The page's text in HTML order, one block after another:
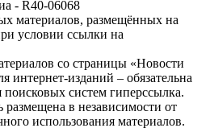
- R40-06068
материалов, размещённых на
условии ссылки на
со страницы «Новости
интернет-изданий – обязательна
поисковых систем гиперссылка.
в независимости от
использования материалов.